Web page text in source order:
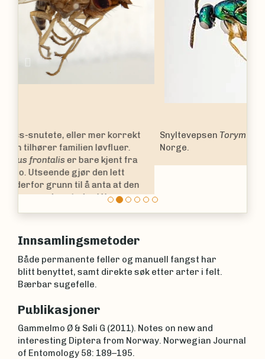
SnyltevepsenTorymus stenus
er en ny art for
Norge.
Previous
Innsamlingsmetoder
Både permanente feller og manuell fangst har
blitt benyttet, samt direkte søk etter arter i felt.
Bærbar sugefelle.
Publikasjoner
Gammelmo Ø & Søli G (2011). Notes on new and
interesting Diptera from Norway. Norwegian Journal
of Entomology 58: 189–195.